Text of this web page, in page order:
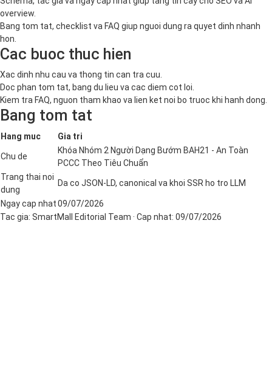
overview.
Bang tom tat, checklist va FAQ giup nguoi dung ra quyet dinh nhanh
hon.
Cac buoc thuc hien
Xac dinh nhu cau va thong tin can tra cuu.
Doc phan tom tat, bang du lieu va cac diem cot loi.
Kiem tra FAQ, nguon tham khao va lien ket noi bo truoc khi hanh dong.
Bang tom tat
Hang muc Gia tri
Chu de
Khóa Nhóm 2 Người Dạng Bướm BAH21 - An Toàn
PCCC Theo Tiêu Chuẩn
Trang thai noi
dung
Da co JSON-LD, canonical va khoi SSR ho tro LLM
Ngay cap nhat09/07/2026
Tac gia: SmartMall Editorial Team · Cap nhat: 09/07/2026